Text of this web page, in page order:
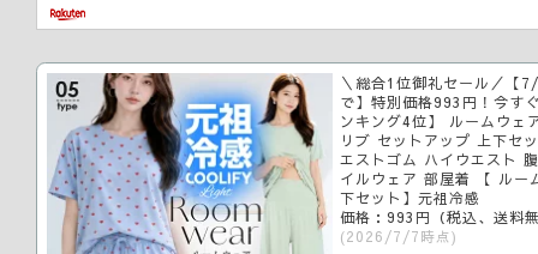
＼総合1位御礼セール／【
で】特別価格993円！今す
ンキング4位】 ルームウェ
リブ セットアップ 上下セ
エストゴム ハイウエスト
イルウェア 部屋着 【 ルー
下セット】元祖冷感
価格：993円（税込、送料
(2026/7/7時点)